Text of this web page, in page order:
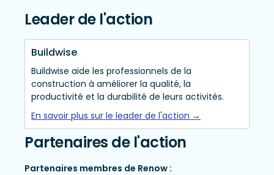
Leader de l'action
Buildwise
Buildwise aide les professionnels de la
construction à améliorer la qualité, la
productivité et la durabilité de leurs activités.
En savoir plus sur le leader de l'action →
Partenaires de l'action
Partenaires membres de Renow :